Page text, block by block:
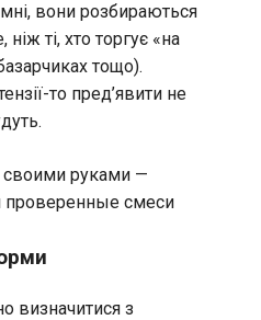
вони розбираються
ті, хто торгує «на
тощо).
то пред’явити не
визначитися з